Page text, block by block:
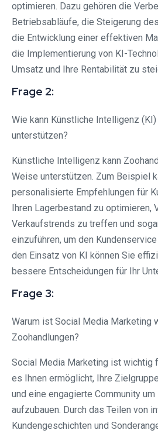
optimieren. Dazu gehören die
Betriebsabläufe, die Steigerung
die Entwicklung einer effektiven
die Implementierung von KI-
Umsatz und Ihre Rentabilität zu
Frage 2:
Wie kann Künstliche Intelligenz
unterstützen?
Künstliche Intelligenz kann
Weise unterstützen. Zum Beispiel
personalisierte Empfehlungen für
Ihren Lagerbestand zu optimieren,
Verkaufstrends zu treffen und
einzuführen, um den
den Einsatz von KI können Sie
bessere Entscheidungen für Ihr
Frage 3:
Warum ist Social Media Marketing
Zoohandlungen?
Social Media Marketing ist wichtig
es Ihnen ermöglicht, Ihre
und eine engagierte Community um
aufzubauen. Durch das Teilen von
Kundengeschichten und